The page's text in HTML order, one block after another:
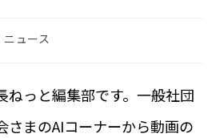
ニュース
ねっと編集部です。一般社団
さまのAIコーナーから動画の